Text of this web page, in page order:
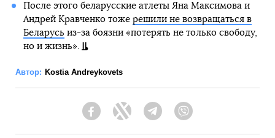
После этого беларусские атлеты Яна Максимова и
Андрей Кравченко тоже решили не возвращаться в
Беларусь из-за боязни «потерять не только свободу,
но и жизнь».
Автор: Kostia Andreykovets
FacebookTwitter Telegram